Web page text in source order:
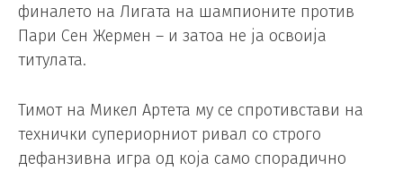
финалето на Лигата на шампионите против
Пари Сен Жермен – и затоа не ја освоија
титулата.
Тимот на Микел Артета му се спротивстави на
технички супериорниот ривал со строго
дефанзивна игра од која само спорадично